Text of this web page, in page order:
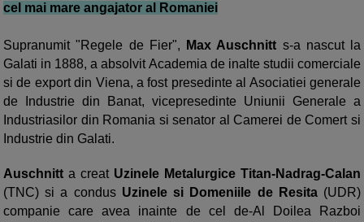
cel mai mare angajator al Romaniei
Supranumit "Regele de Fier", Max Auschnitt s-a nascut la
Galati in 1888, a absolvit Academia de inalte studii comerciale
si de export din Viena, a fost presedinte al Asociatiei generale
de Industrie din Banat, vicepresedinte Uniunii Generale a
Industriasilor din Romania si senator al Camerei de Comert si
Industrie din Galati.
Auschnitt a creat Uzinele Metalurgice Titan-Nadrag-Calan
(TNC) si a condus Uzinele si Domeniile de Resita (UDR)
companie care avea inainte de cel de-Al Doilea Razboi